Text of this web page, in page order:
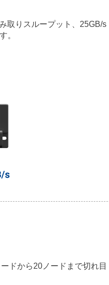
取りスループット、25GB/s
。
ドから20ノードまで切れ目